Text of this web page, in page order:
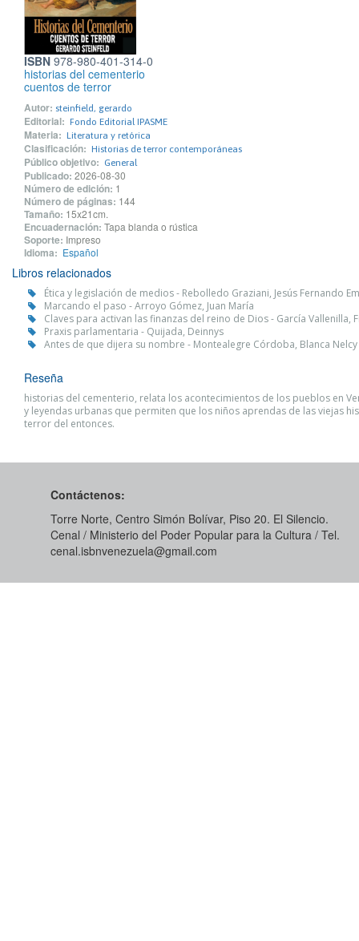
ISBN 978-980-401-314-0
historias del cementerio
cuentos de terror
Autor: steinfield, gerardo
Editorial: Fondo Editorial IPASME
Materia: Literatura y retórica
Clasificación: Historias de terror contemporáneas
Público objetivo: General
Publicado: 2026-08-30
Número de edición: 1
Número de páginas: 144
Tamaño: 15x21cm.
Encuadernación: Tapa blanda o rústica
Soporte: Impreso
Idioma: Español
Libros relacionados
Ética y legislación de medios - Rebolledo Graziani, Jesús Fernando
Marcando el paso - Arroyo Gómez, Juan María
Claves para activan las finanzas del reino de Dios - García Vallenilla,
Praxis parlamentaria - Quijada, Deinnys
Antes de que dijera su nombre - Montealegre Córdoba, Blanca Nelcy
Reseña
historias del cementerio, relata los acontecimientos de los pueblos en
y leyendas urbanas que permiten que los niños aprendas de las viejas
terror del entonces.
Contáctenos:
Torre Norte, Centro Simón Bolívar, Piso 20. El Silencio.
Cenal / Ministerio del Poder Popular para la Cultura / Tel.
cenal.isbnvenezuela@gmail.com